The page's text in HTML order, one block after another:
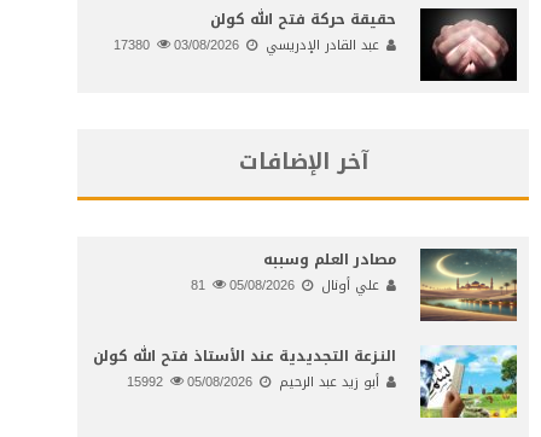
حقيقة حركة فتح الله كولن
عبد القادر الإدريسي 03/08/2026
آخر الإضافات
مصادر العلم وسببه
علي أونال 05/08/2026
النـزعة التجديدية عند الأستاذ فتح الله كولن
أبو زيد عبد الرحيم 05/08/2026